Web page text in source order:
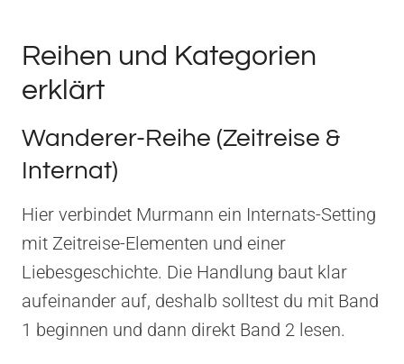
Reihen und Kategorien
erklärt
Wanderer-Reihe (Zeitreise &
Internat)
Hier verbindet Murmann ein Internats-Setting
mit Zeitreise-Elementen und einer
Liebesgeschichte. Die Handlung baut klar
aufeinander auf, deshalb solltest du mit Band
1 beginnen und dann direkt Band 2 lesen.